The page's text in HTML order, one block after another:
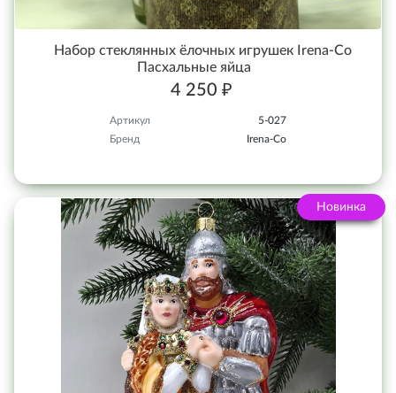
Набор стеклянных ёлочных игрушек Irena-Co
Пасхальные яйца
4 250 ₽
Артикул
5-027
Бренд
Irena-Co
Новинка